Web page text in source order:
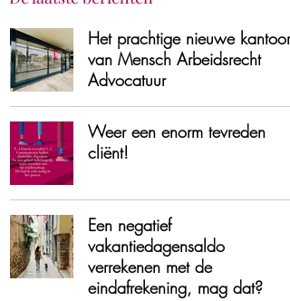
Het prachtige nieuwe kantoor
van Mensch Arbeidsrecht
Advocatuur
Weer een enorm tevreden
cliënt!
Een negatief
vakantiedagensaldo
verrekenen met de
eindafrekening, mag dat?